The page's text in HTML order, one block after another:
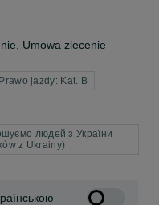
Umowa zlecenie
Prawo jazdy: Kat. B
людей з України
z Ukrainy)